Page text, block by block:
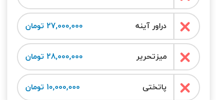
دراور آینه 27,000,000 تومان
میزتحریر 28,000,000 تومان
پاتختی 10,000,000 تومان